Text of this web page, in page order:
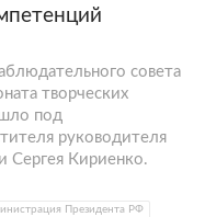
совета
творческих
под
руководителя
Сергея Кириенко.
Президента РФ